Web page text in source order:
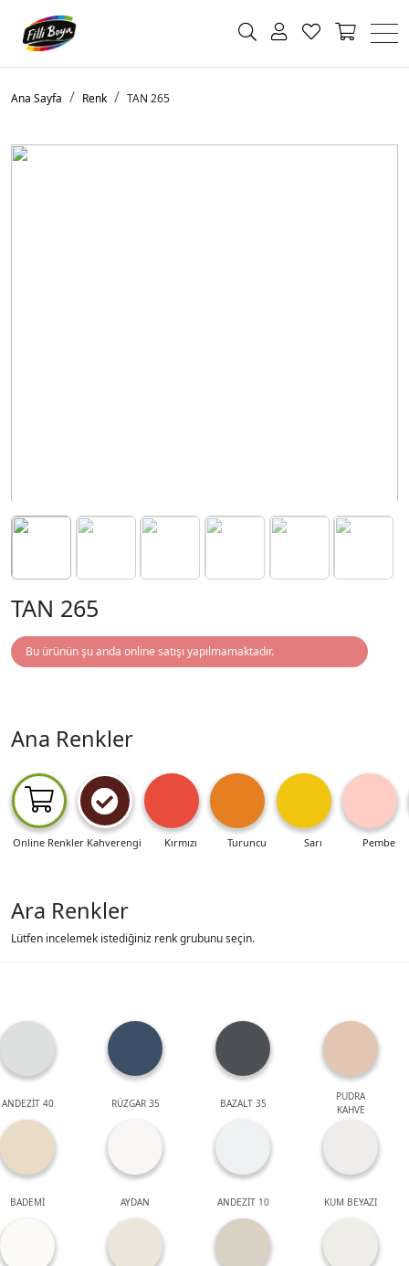
Ana Sayfa Renk TAN 265
TAN 265
Bu ürünün şu anda online satışı yapılmamaktadır.
Ana Renkler
Online Renkler Kahverengi Kırmızı Turuncu Sarı Pembe
Ara Renkler
Lütfen incelemek istediğiniz renk grubunu seçin.
ANDEZİT 40 RÜZGAR 35 BAZALT 35
PUDRA
KAHVE
BADEMİ AYDAN ANDEZİT 10 KUM BEYAZI